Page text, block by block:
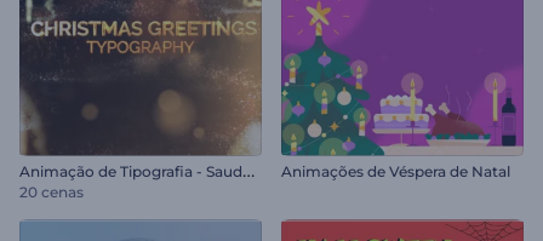
A
nimação de Tipografia - Saudações de Natal
20 cenas
Animações de Véspera de Natal